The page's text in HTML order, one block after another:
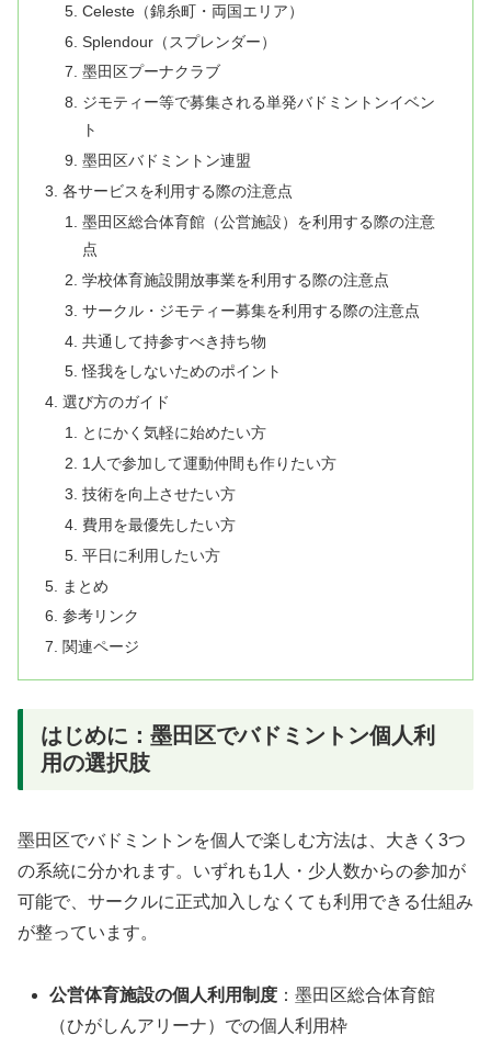
Celeste（錦糸町・両国エリア）
Splendour（スプレンダー）
墨田区プーナクラブ
ジモティー等で募集される単発バドミントンイベン
ト
墨田区バドミントン連盟
各サービスを利用する際の注意点
墨田区総合体育館（公営施設）を利用する際の注意
点
学校体育施設開放事業を利用する際の注意点
サークル・ジモティー募集を利用する際の注意点
共通して持参すべき持ち物
怪我をしないためのポイント
選び方のガイド
とにかく気軽に始めたい方
1人で参加して運動仲間も作りたい方
技術を向上させたい方
費用を最優先したい方
平日に利用したい方
まとめ
参考リンク
関連ページ
はじめに：墨田区でバドミントン個人利
用の選択肢
墨田区でバドミントンを個人で楽しむ方法は、大きく3つ
の系統に分かれます。いずれも1人・少人数からの参加が
可能で、サークルに正式加入しなくても利用できる仕組み
が整っています。
公営体育施設の個人利用制度 ：墨田区総合体育館
（ひがしんアリーナ）での個人利用枠